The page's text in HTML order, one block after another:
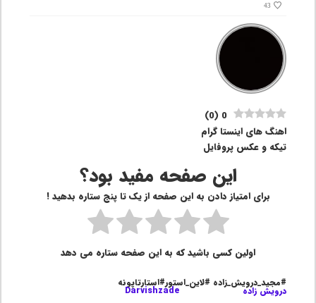
43
0
(
0
)
اهنگ های اینستا گرام
تیکه و عکس پروفایل
این صفحه مفید بود؟
برای امتیاز دادن به این صفحه از یک تا پنج ستاره بدهید !
اولین کسی باشید که به این صفحه ستاره می دهد
#مجید_درویش_زاده #لاین_استور#استارتاپونه
درویش زاده Darvishzade